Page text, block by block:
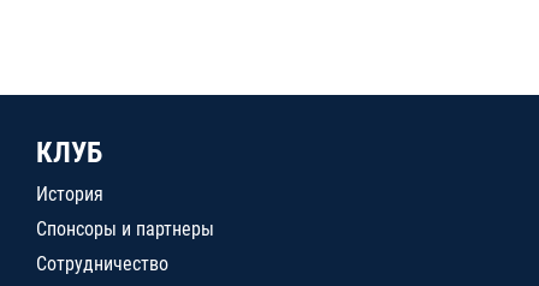
КЛУБ
История
Спонсоры и партнеры
Сотрудничество